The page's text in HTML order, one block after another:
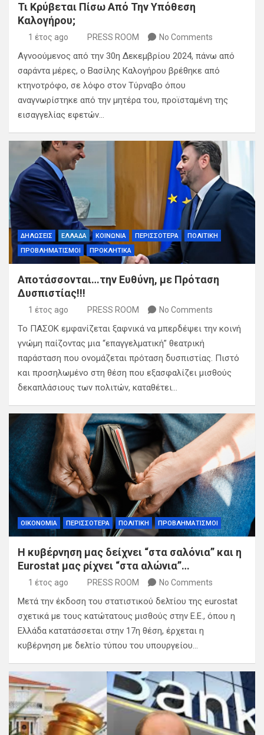
Τι Κρύβεται Πίσω Από Την Υπόθεση
Καλογήρου;
1 έτος ago PRESS ROOM No Comments
Αγνοούμενος από την 30η Δεκεμβρίου 2024, πάνω από
σαράντα μέρες, ο Βασίλης Καλογήρου βρέθηκε από
κτηνοτρόφο, σε λόφο στον Τύρναβο όπου
αναγνωρίστηκε από την μητέρα του, προϊσταμένη της
εισαγγελίας εφετών…
ΔΗΛΩΣΕΙΣ ΕΛΛΑΔΑ ΚΟΙΝΩΝΙΑ ΠΕΡΙΣΣΟΤΕΡΑ
ΠΟΛΙΤΙΚΗ
ΠΡΟΒΛΗΜΑΤΙΣΜΟΙ
ΠΡΟΚΛΗΤΙΚΑ
Αποτάσσονται…την Ευθύνη, με Πρόταση
Δυσπιστίας!!!
1 έτος ago PRESS ROOM No Comments
Το ΠΑΣΟΚ εμφανίζεται ξαφνικά να μπερδέψει την κοινή
γνώμη παίζοντας μια “επαγγελματική” θεατρική
παράσταση που ονομάζεται πρόταση δυσπιστίας. Πιστό
και προσηλωμένο στη θέση που εξασφαλίζει μισθούς
δεκαπλάσιους των πολιτών, καταθέτει…
ΟΙΚΟΝΟΜΙΑ ΠΕΡΙΣΣΟΤΕΡΑ ΠΟΛΙΤΙΚΗ ΠΡΟΒΛΗΜΑΤΙΣΜΟΙ
Η κυβέρνηση μας δείχνει “στα σαλόνια” και η
Εurostat μας ρίχνει “στα αλώνια”…
1 έτος ago PRESS ROOM No Comments
Μετά την έκδοση του στατιστικού δελτίου της eurostat
σχετικά με τους κατώτατους μισθούς στην Ε.Ε., όπου η
Ελλάδα κατατάσσεται στην 17η θέση, έρχεται η
κυβέρνηση με δελτίο τύπου του υπουργείου…